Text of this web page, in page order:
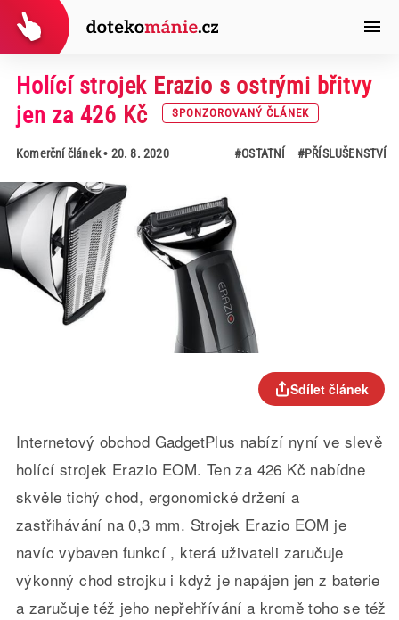
Holící strojek Erazio s ostrými břitvy
jen za 426 Kč
SPONZOROVANÝ ČLÁNEK
Komerční článek• 20. 8. 2020 #OSTATNÍ #PŘÍSLUŠENSTVÍ
Sdílet článek
Internetový obchod GadgetPlus nabízí nyní ve slevě
holící strojek Erazio EOM. Ten za 426 Kč nabídne
skvěle tichý chod, ergonomické držení a
zastřihávání na 0,3 mm. Strojek Erazio EOM je
navíc vybaven funkcí , která uživateli zaručuje
výkonný chod strojku i když je napájen jen z baterie
a zaručuje též jeho nepřehřívání a kromě toho se též